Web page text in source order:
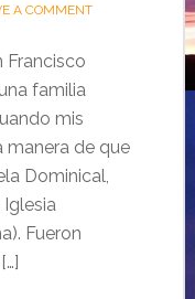
A COMMENT
Francisco
familia
mis
manera de que
Dominical,
Fueron